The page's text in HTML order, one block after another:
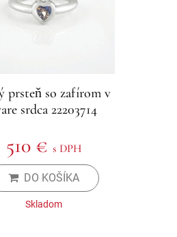
prsteň so zafírom v
srdca 22203714
510 € s DPH
DO KOŠÍKA
Skladom